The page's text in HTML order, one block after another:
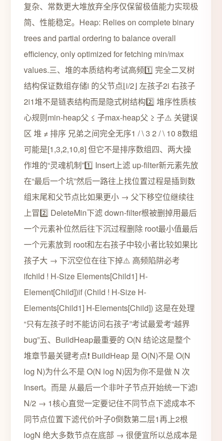
复杂、常数更大堆放弃全序仅保留极值能力实现极
简、性能稳定。Heap: Relies on complete binary
trees and partial ordering to balance overall
efficiency, only optimized for fetching min/max
values.三、堆的本质结构考试高频1️⃣ 完全二叉树
结构保证数组存储i 的父节点⌊i/2⌋ 左孩子2i 右孩子
2i1堆不是链表结构而是隐式树结构2️⃣ 堆序性质核
心规则min-heap父 ≤ 子max-heap父 ≥ 子⚠️ 关键误
区 堆 ≠ 排序 兄弟之间完全无序1 / \ 3 2 / \ 10 8数组
可能是[1,3,2,10,8] 但它不是排序数组四、两大操
作堆的“灵魂机制”1️⃣ Insert上滤 up-filter新元素先放
在“最后一个坑”然后一路往上找位置过程是插到数
组末尾和父节点比如果更小 → 父下移空位继续往
上冒2️⃣ DeleteMin下滤 down-filter根被删掉用最后
一个元素补位然后往下沉过程删除 root最小值最后
一个元素放到 root和左右孩子中较小者比较如果比
孩子大 → 下沉空位在往下掉⚠️ 高频陷阱必考
ifchild ! H-Size Elements[Child1] H-
Element[Child])if (Child ! H-Size H-
Elements[Child1] H-Elements[Child]) 这是在处理
“只有左孩子时不能访问右孩子”考试最爱考“越界
bug”五、BuildHeap最重要的 O(N 结论这是整个
堆章节最关键考点❗ BuildHeap 是 O(N)不是 O(N
log N)为什么不是 O(N log N)因为你不是做 N 次
Insert。而是 从最后一个非叶子节点开始统一下滤i
N/2 → 1核心直觉一定要记住不同节点下滤成本不
同节点位置下滤代价叶子0倒数第二层1再上2根
logN 绝大多数节点在底部 → 很便宜所以总成本是